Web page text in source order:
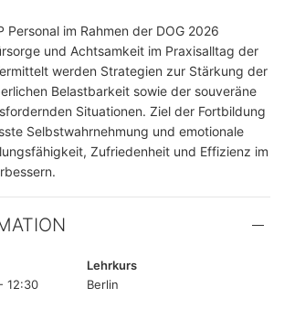
Personal im Rahmen der DOG 2026
und Achtsamkeit im Praxisalltag der
werden Strategien zur Stärkung der
Belastbarkeit sowie der souveräne
Situationen. Ziel der Fortbildung
Selbstwahrnehmung und emotionale
Zufriedenheit und Effizienz im
12:30
Lehrkurs
Berlin